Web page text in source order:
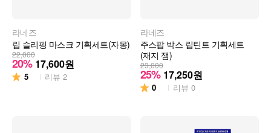
라네즈
립 슬리핑 마스크 기획세트(자몽)
22,000
20% 17,600원
5 리뷰 2
라네즈
주스팝 박스 립틴트 기획세트
(재지 잼)
23,000
25% 17,250원
0 리뷰 0